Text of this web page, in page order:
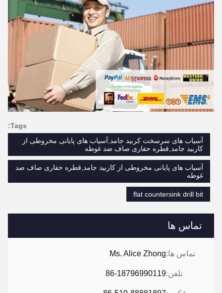
تماس ها
تماس ها:Ms. Alice Zhong
تلفن:86-18796990119
Tags:
آسیاب های سرسخت کربید جامد,آسیاب های پایانی مخروطی از
کاربید جامد,قطره حفاری صاف ضد غوطه
آسیاب های پایانی مخروطی از کاربید جامد,قطره حفاری صاف ضد
غوطه
flat countersink drill bit